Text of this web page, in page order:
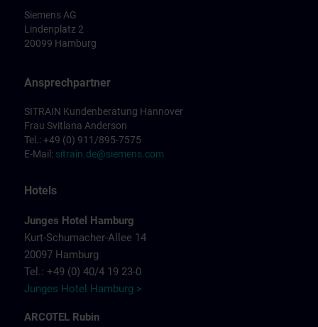
Siemens AG
Lindenplatz 2
20099 Hamburg
Ansprechpartner
SITRAIN Kundenberatung Hannover
Frau Svitlana Anderson
Tel.: +49 (0) 911/895-7575
E-Mail: sitrain.de@siemens.com
Hotels
Junges Hotel Hamburg
Kurt-Schumacher-Allee 14
20097 Hamburg
Tel.: +49 (0) 40/4 19 23-0
Junges Hotel Hamburg >
ARCOTEL Rubin